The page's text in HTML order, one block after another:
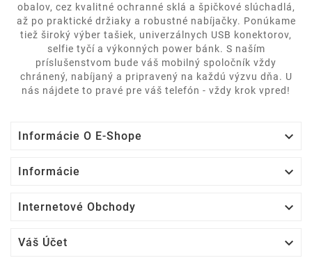
obalov, cez kvalitné ochranné sklá a špičkové slúchadlá,
až po praktické držiaky a robustné nabíjačky. Ponúkame
tiež široký výber tašiek, univerzálnych USB konektorov,
selfie tyčí a výkonných power bánk. S naším
príslušenstvom bude váš mobilný spoločník vždy
chránený, nabíjaný a pripravený na každú výzvu dňa. U
nás nájdete to pravé pre váš telefón - vždy krok vpred!
Informácie O E-Shope 
Informácie 
Internetové Obchody 
Váš Účet 